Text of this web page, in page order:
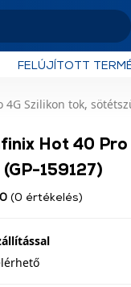
FELÚJÍTOTT
Szilikon tok,
Hot 40 Pro
159127)
0 (0 értékelés)